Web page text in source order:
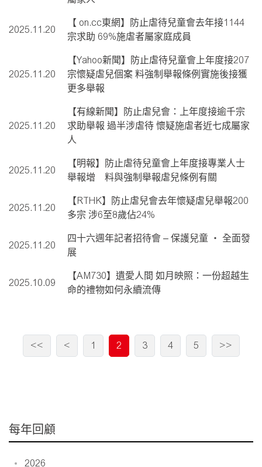
2025.11.20
【 on.cc東網】防止虐待兒童會去年接1144
宗求助 69%施虐者屬家庭成員
2025.11.20
【Yahoo新聞】防止虐待兒童會上年度接207
宗懷疑虐兒個案 料強制舉報條例實施後接獲
更多舉報
2025.11.20
【有線新聞】防止虐兒會：上年度接逾千宗
求助舉報 過半涉虐待 懷疑施虐者近七成屬家
人
2025.11.20
【明報】防止虐待兒童會上年度接專業人士
舉報增 料與強制舉報虐兒條例有關
2025.11.20
【RTHK】防止虐兒會去年懷疑虐兒舉報200
多宗 涉6至8歲佔24%
2025.11.20
四十六週年記者招待會 – 保護兒童 ‧ 全面發
展
2025.10.09
【AM730】遺愛人間 如月映照：一份超越生
命的禮物如何永續流傳
<< < 1 2 3 4 5 >>
每年回顧
2026